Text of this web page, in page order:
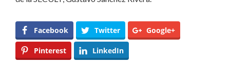
Facebook Twitter Google+
Pinterest LinkedIn